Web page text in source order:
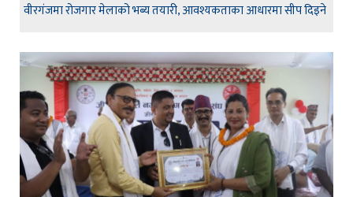
वीरगंजमा रोजगार मेलाको भब्य तयारी, आवश्यकताका आधारमा सीप दिइने